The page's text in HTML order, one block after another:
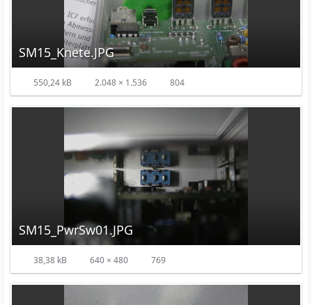
SM15_Knete.JPG
550,24 kB 2.048 × 1.536 804
SM15_PwrSw01.JPG
38,38 kB 640 × 480 769